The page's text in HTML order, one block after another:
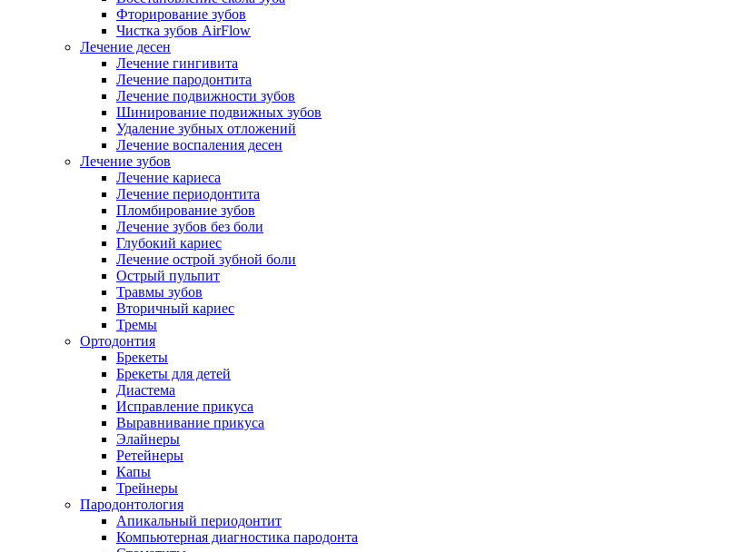
Фторирование зубов
Чистка зубов AirFlow
Лечение десен
Лечение гингивита
Лечение пародонтита
Лечение подвижности зубов
Шинирование подвижных зубов
Удаление зубных отложений
Лечение воспаления десен
Лечение зубов
Лечение кариеса
Лечение периодонтита
Пломбирование зубов
Лечение зубов без боли
Глубокий кариес
Лечение острой зубной боли
Острый пульпит
Травмы зубов
Вторичный кариес
Тремы
Ортодонтия
Брекеты
Брекеты для детей
Диастема
Исправление прикуса
Выравнивание прикуса
Элайнеры
Ретейнеры
Капы
Трейнеры
Пародонтология
Апикальный периодонтит
Компьютерная диагностика пародонта